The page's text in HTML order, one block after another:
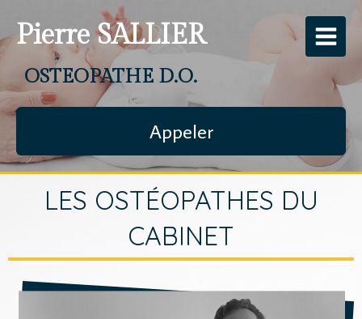
Pierre SALLIER
OSTEOPATHE D.O.
Appeler
LES OSTÉOPATHES DU
CABINET